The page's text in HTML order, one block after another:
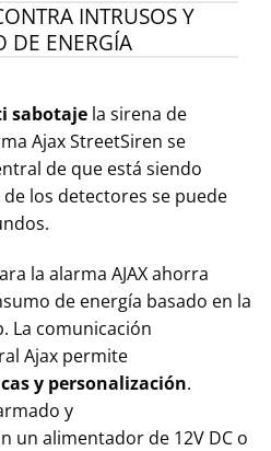
INTRUSOS Y
DE ENERGÍA
sabotaje la sirena de
Ajax StreetSiren se
de que está siendo
los detectores se puede
la alarma AJAX ahorra
de energía basado en la
La comunicación
Ajax permite
y personalización.
y
un alimentador de 12V DC o